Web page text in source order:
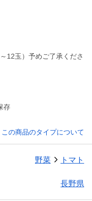
12玉）予めご了承くださ
存
この商品のタイプについて
野菜 トマト
長野県